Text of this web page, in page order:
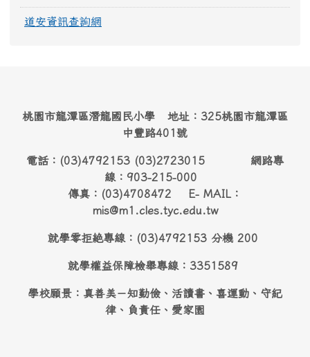
道安資訊查詢網
桃園市龍潭區潛龍國民小學 地址：325桃園市龍潭區
中豐路401號
電話：(03)4792153 (03)2723015 網路專
線：903-215-000
傳真：(03)4708472 E- MAIL：
mis@m1.cles.tyc.edu.tw
就學零拒絶專線：(03)4792153 分機 200
就學權益保障檢舉專線：3351589
學校願景：真善美－知勤儉、活讀書、喜運動、守紀
律、負責任、愛家園